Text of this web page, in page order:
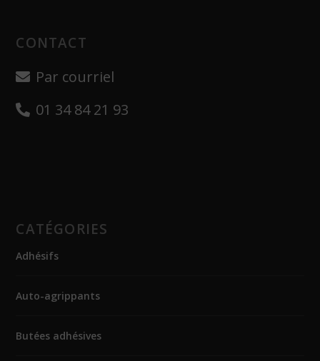
CONTACT
Par courriel
01 34 84 21 93
CATÉGORIES
Adhésifs
Auto-agrippants
Butées adhésives